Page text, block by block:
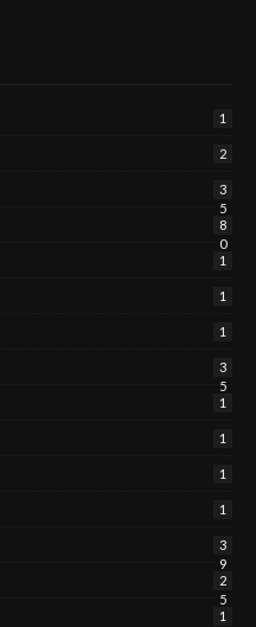
1
2
3
5
8
0
1
1
1
3
5
1
1
1
1
3
9
2
5
1